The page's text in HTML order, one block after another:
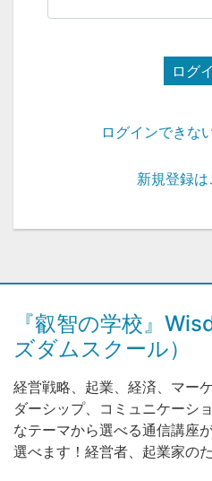
ログ
ログインできな
新規登録は
『叡智の学校』
ズダムスクール）
経営戦略、起業、経済、マー
ダーシップ、コミュニケーシ
なテーマから選べる通信講座
選べます！経営者、起業家の